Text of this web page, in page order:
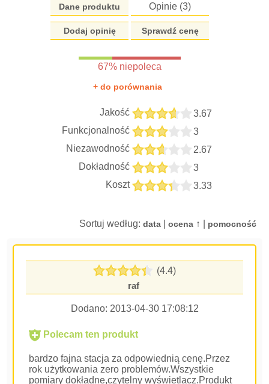
Dane produktu Opinie (3)
Dodaj opinię Sprawdź cenę
67% niepoleca
+ do porównania
Jakość
3.67
Funkcjonalność
3
Niezawodność
2.67
Dokładność
3
Koszt
3.33
Sortuj według: data| ocena↑ | pomocność
(4.4)
raf
Dodano: 2013-04-30 17:08:12
Polecam ten produkt
bardzo fajna stacja za odpowiednią cenę.Przez
rok użytkowania zero problemów.Wszystkie
pomiary dokładne,czytelny wyświetlacz.Produkt